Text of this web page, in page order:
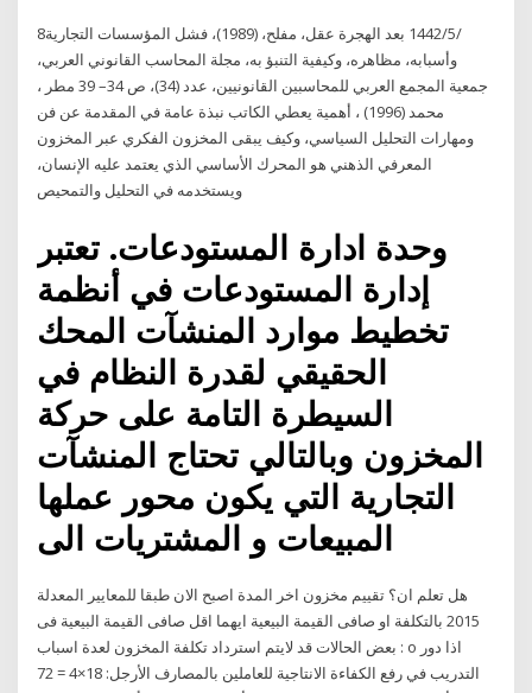
8‏‏/5‏‏/1442 بعد الهجرة عقل، مفلح، (1989)، فشل المؤسسات التجارية
وأسبابه، مظاهره، وكيفية التنبؤ به، مجلة المحاسب القانوني العربي،
جمعية المجمع العربي للمحاسبين القانونيين، عدد (34)، ص 34– 39 مطر ،
محمد (1996) ، أهمية يعطي الكاتب نبذة عامة في المقدمة عن فن
ومهارات التحليل السياسي، وكيف يبقى المخزون الفكري عبر المخزون
المعرفي الذهني هو المحرك الأساسي الذي يعتمد عليه الإنسان،
ويستخدمه في التحليل والتمحيص
وحدة ادارة المستودعات. تعتبر
إدارة المستودعات في أنظمة
تخطيط موارد المنشآت المحك
الحقيقي لقدرة النظام في
السيطرة التامة على حركة
المخزون وبالتالي تحتاج المنشآت
التجارية التي يكون محور عملها
المبيعات و المشتريات الى
هل تعلم ان؟ تقييم مخزون اخر المدة اصبح الان طبقا للمعايير المعدلة
2015 بالتكلفة او صافى القيمة البيعية ايهما اقل صافى القيمة البيعية فى
بعض الحالات قد لايتم استرداد تكلفة المخزون لعدة اسباب : o اذا دور
التدريب في رفع الكفاءة الانتاجية للعاملين بالمصارف الأرجل: 18×4 = 72